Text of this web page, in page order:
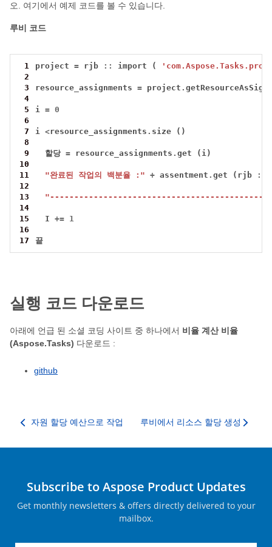
오. 여기에서 예제 코드를 볼 수 있습니다.
루비 코드
1 project = rjb :: import (
2
3
resource_assignments = project .
4
5
i = 0
6
7
i <resource_assignments .
8
9
할당 = resource_assignments .
10
11
"완료된 작업의 백분율 :" + assentment .get (rjb ::
12
13
14
15
  I
+= 1
16
17
끝
실행 코드 다운로드
아래에 언급 된 소셜 코딩 사이트 중 하나에서 비율 계산 비율
(Aspose.Tasks) 다운로드 :
github
자원 할당 예산으로 작업 루비에서 리소스 할당 생성
Subscribe to Aspose Product Updates
Get monthly newsletters & offers directly delivered to your
mailbox.